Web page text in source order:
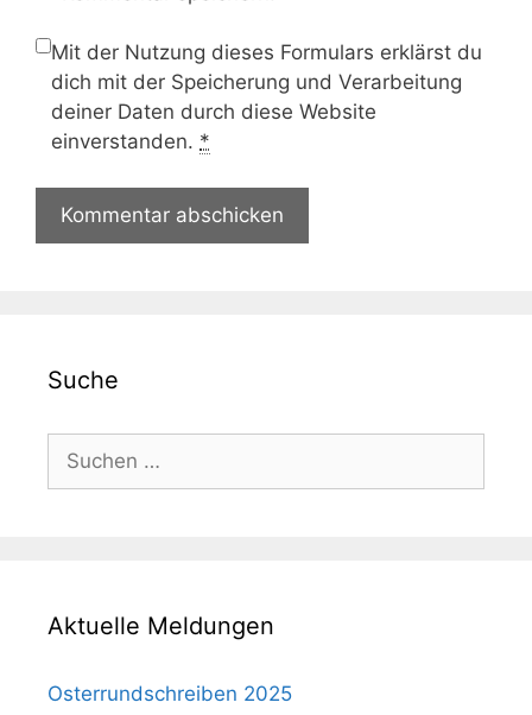
Mit der Nutzung dieses Formulars erklärst du
dich mit der Speicherung und Verarbeitung
deiner Daten durch diese Website
einverstanden. *
Suche
nach:
Aktuelle Meldungen
Osterrundschreiben 2025